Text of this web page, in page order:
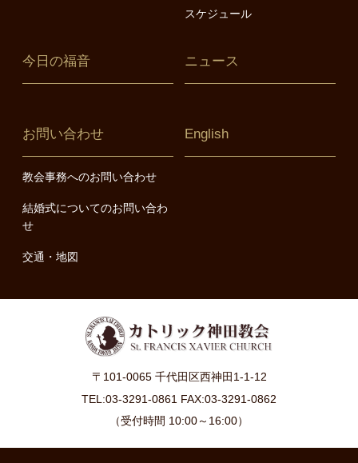
スケジュール
今日の福音 ニュース
お問い合わせ
教会事務へのお問い合わせ
結婚式についてのお問い合わ
せ
交通・地図
English
〒101-0065 千代田区西神田1-1-12
TEL:03-3291-0861 FAX:03-3291-0862
（受付時間 10:00～16:00）